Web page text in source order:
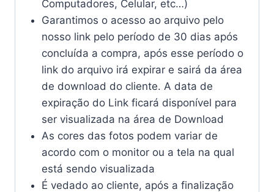
Computadores, Celular, etc…)
Garantimos o acesso ao arquivo pelo
nosso link pelo período de 30 dias após
concluída a compra, após esse período o
link do arquivo irá expirar e sairá da área
de download do cliente. A data de
expiração do Link ficará disponível para
ser visualizada na área de Download
As cores das fotos podem variar de
acordo com o monitor ou a tela na qual
está sendo visualizada
É vedado ao cliente, após a finalização